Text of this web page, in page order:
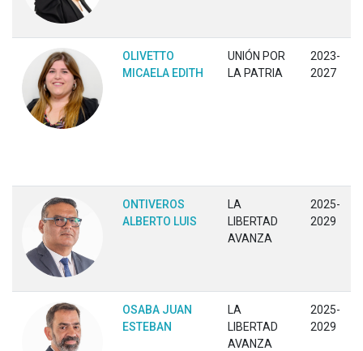
OLIVETTO
MICAELA EDITH
UNIÓN POR
LA PATRIA
2023-
2027
ONTIVEROS
ALBERTO LUIS
LA
LIBERTAD
AVANZA
2025-
2029
OSABA JUAN
ESTEBAN
LA
LIBERTAD
AVANZA
2025-
2029